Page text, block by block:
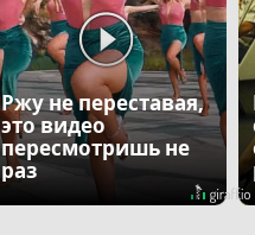
Ржу не переставая,
это видео
пересмотришь не
раз